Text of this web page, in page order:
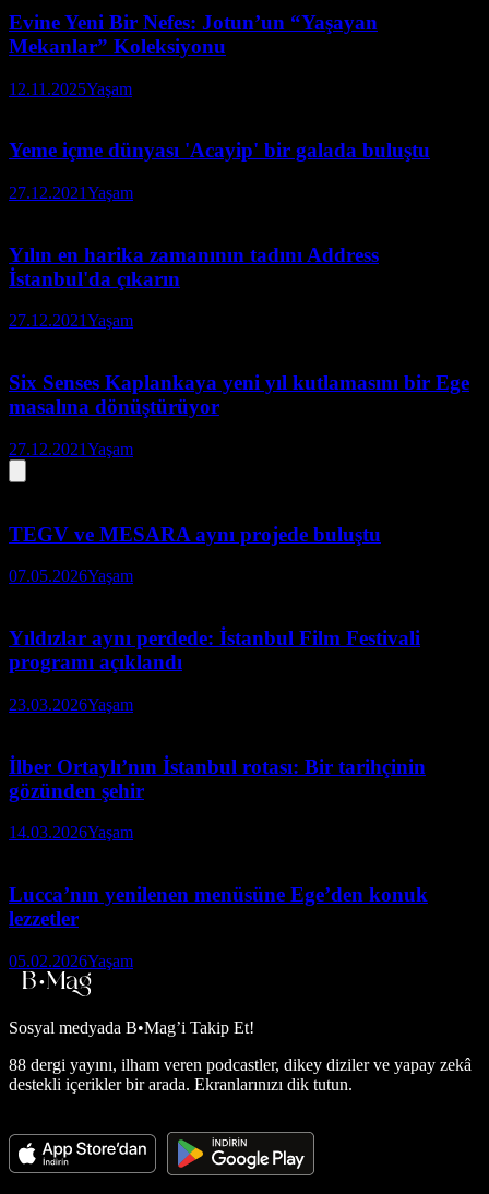
Evine Yeni Bir Nefes: Jotun’un “Yaşayan
Mekanlar” Koleksiyonu
12.11.2025Yaşam
Yeme içme dünyası 'Acayip' bir galada buluştu
27.12.2021Yaşam
Yılın en harika zamanının tadını Address
İstanbul'da çıkarın
27.12.2021Yaşam
Six Senses Kaplankaya yeni yıl kutlamasını bir Ege
masalına dönüştürüyor
27.12.2021Yaşam
TEGV ve MESARA aynı projede buluştu
07.05.2026Yaşam
Yıldızlar aynı perdede: İstanbul Film Festivali
programı açıklandı
23.03.2026Yaşam
İlber Ortaylı’nın İstanbul rotası: Bir tarihçinin
gözünden şehir
14.03.2026Yaşam
Lucca’nın yenilenen menüsüne Ege’den konuk
lezzetler
05.02.2026Yaşam
Sosyal medyada B•Mag’i Takip Et!
88 dergi yayını, ilham veren podcastler, dikey diziler ve yapay zekâ
destekli içerikler bir arada. Ekranlarınızı dik tutun.